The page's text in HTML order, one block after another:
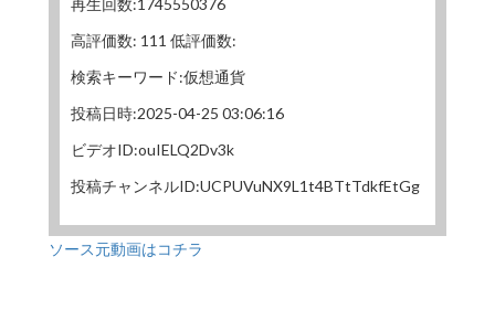
高評価数: 111 低評価数:
検索キーワード:仮想通貨
投稿日時:2025-04-25 03:06:16
ビデオID:ouIELQ2Dv3k
投稿チャンネルID:UCPUVuNX9L1t4BTtTdkfEtGg
ソース元動画はコチラ